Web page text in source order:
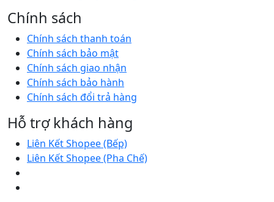
Chính sách
Chính sách thanh toán
Chính sách bảo mật
Chính sách giao nhận
Chính sách bảo hành
Chính sách đổi trả hàng
Hỗ trợ khách hàng
Liên Kết Shopee (Bếp)
Liên Kết Shopee (Pha Chế)